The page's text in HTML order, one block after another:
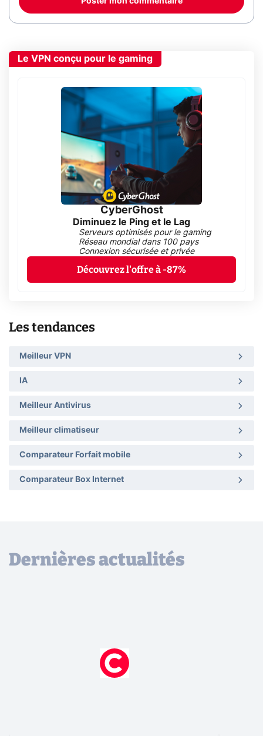
Le VPN conçu pour le gaming
CyberGhost
Diminuez le Ping et le Lag
Serveurs optimisés pour le gaming
Réseau mondial dans 100 pays
Connexion sécurisée et privée
Découvrez l'offre à -87%
Les tendances
Meilleur VPN
IA
Meilleur Antivirus
Meilleur climatiseur
Comparateur Forfait mobile
Comparateur Box Internet
Dernières actualités